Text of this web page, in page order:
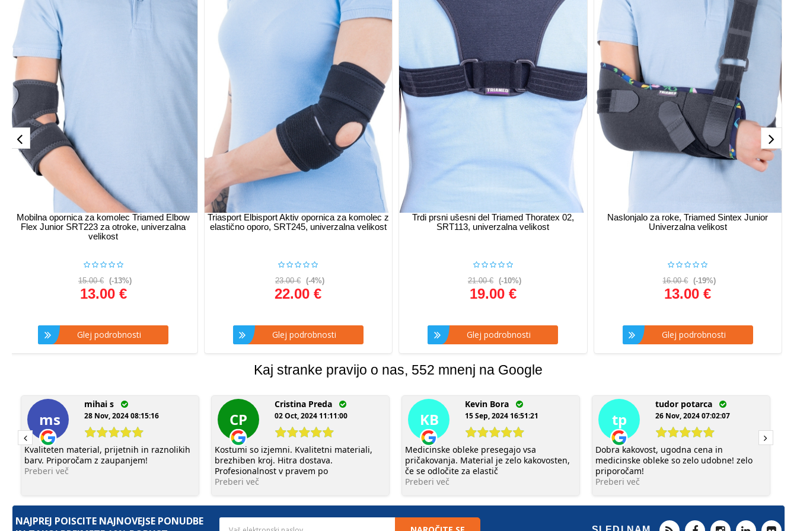
Mobilna opornica za komolec Triamed Elbow
Flex Junior SRT223 za otroke, univerzalna
velikost
15.00 € (-13%)
13.00 €
Glej podrobnosti
Triasport Elbisport Aktiv opornica za komolec z
elastično oporo, SRT245, univerzalna velikost
23.00 € (-4%)
22.00 €
Glej podrobnosti
Trdi prsni ušesni del Triamed Thoratex 02,
SRT113, univerzalna velikost
21.00 € (-10%)
19.00 €
Glej podrobnosti
Naslonjalo za roke, Triamed Sintex Junior
Univerzalna velikost
16.00 € (-19%)
13.00 €
Glej podrobnosti
Kaj stranke pravijo o nas, 552 mnenj na Google
ms
mihai s
28 Nov, 2024 08:15:16
Kvaliteten material, prijetnih in raznolikih
barv. Priporočam z zaupanjem!
Preberi več
CP
Cristina Preda
02 Oct, 2024 11:11:00
Kostumi so izjemni. Kvalitetni materiali,
brezhiben kroj. Hitra dostava.
Profesionalnost v pravem po
Preberi več
KB
Kevin Bora
15 Sep, 2024 16:51:21
Medicinske obleke presegajo vsa
pričakovanja. Material je zelo kakovosten,
če se odločite za elastič
Preberi več
tp
tudor potarca
26 Nov, 2024 07:02:07
Dobra kakovost, ugodna cena in
medicinske obleke so zelo udobne! zelo
priporočam!
Preberi več
NAJPREJ POIŠČITE NAJNOVEJŠE PONUDBE